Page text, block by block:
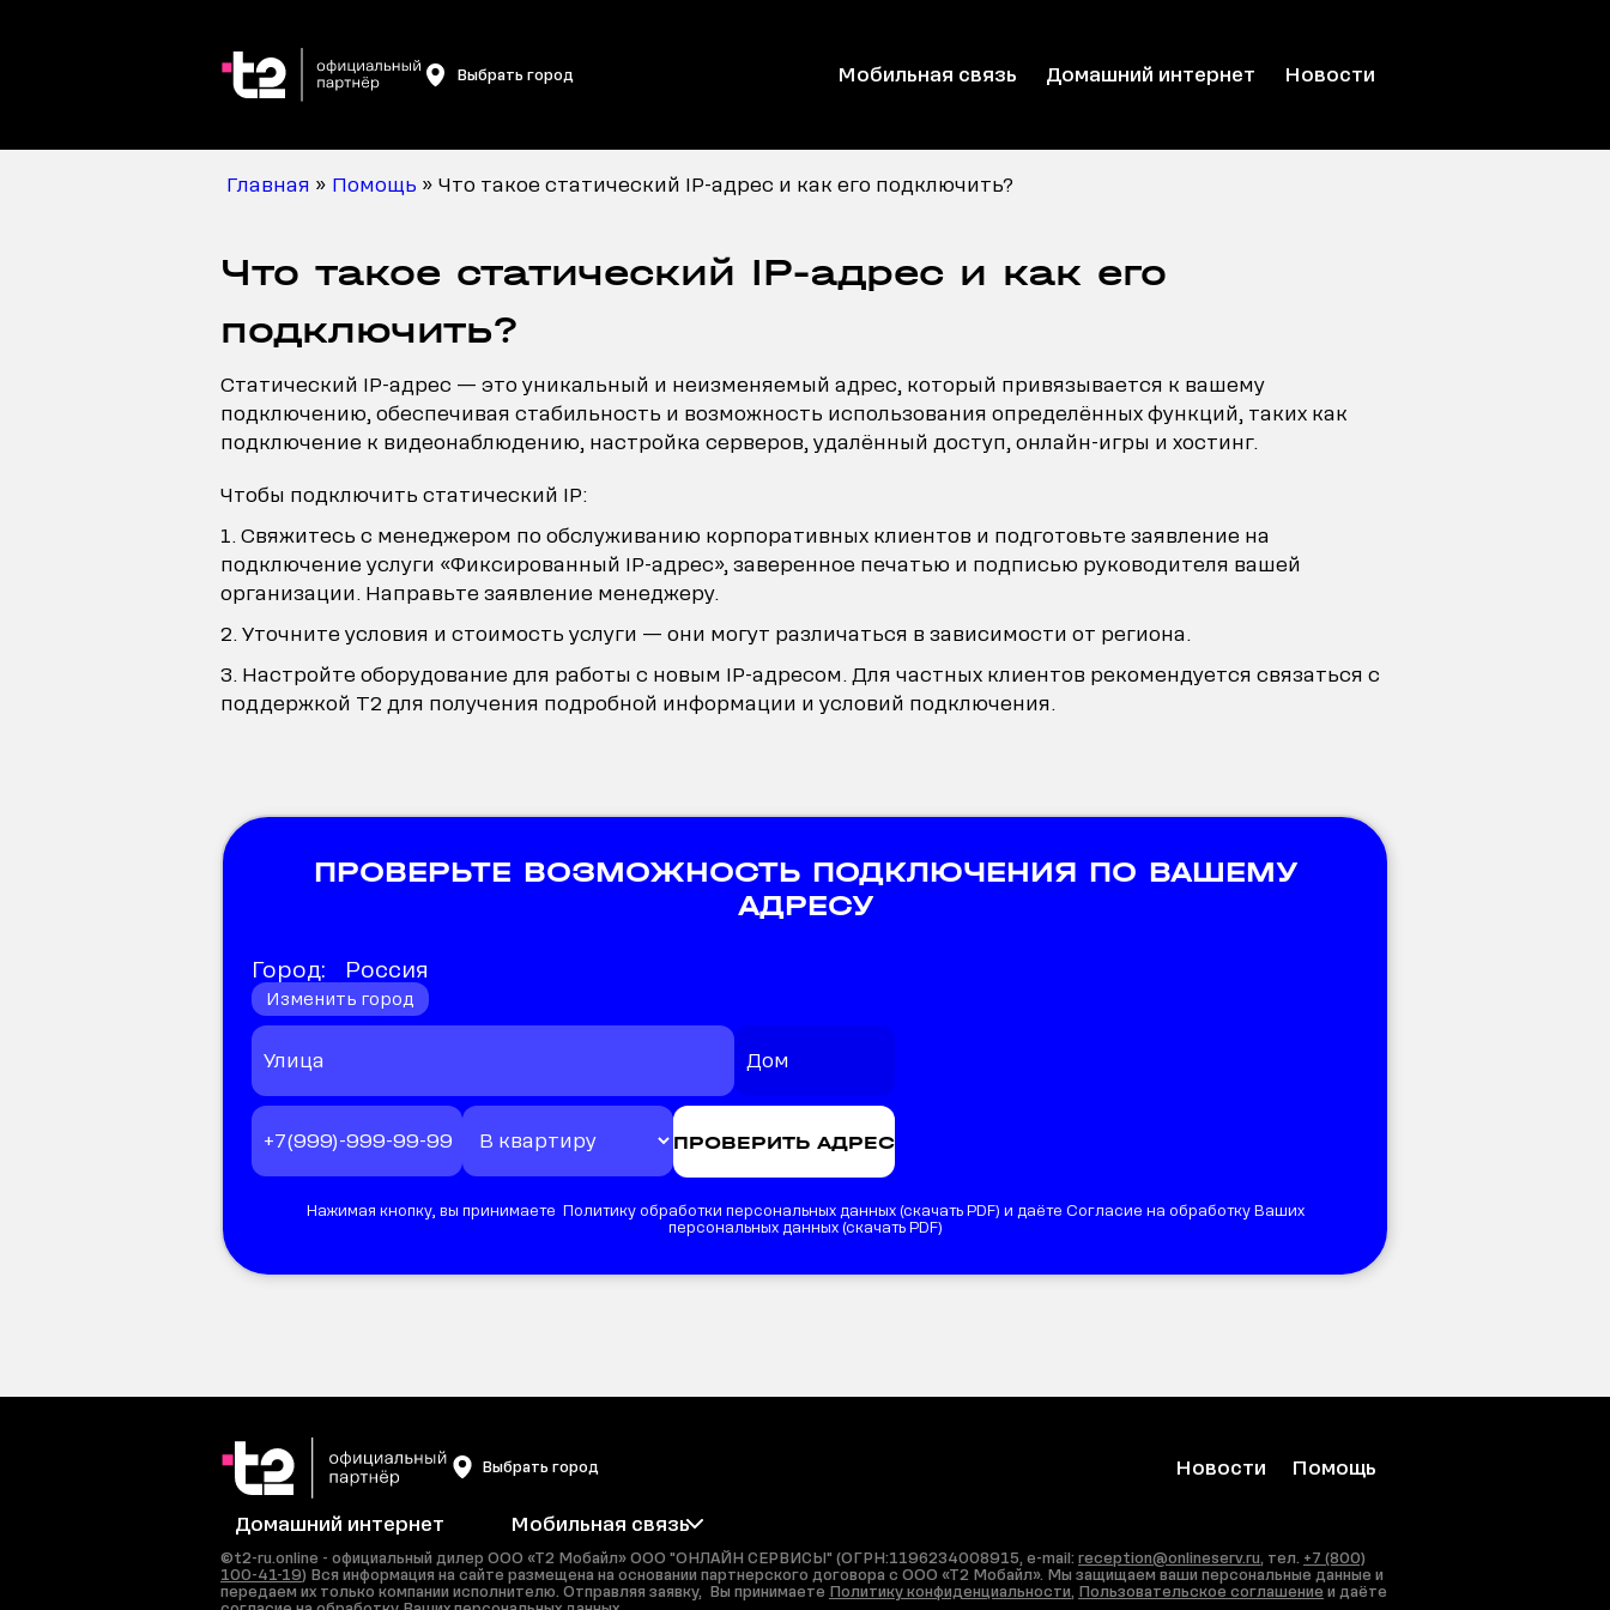
Выбрать город Мобильная связь Домашний интернет Новости
Главная » Помощь » Что такое статический IP-адрес и как его подключить?
Что такое статический IP-адрес и как его
подключить?
Статический IP-адрес — это уникальный и неизменяемый адрес, который привязывается к вашему
подключению, обеспечивая стабильность и возможность использования определённых функций, таких как
подключение к видеонаблюдению, настройка серверов, удалённый доступ, онлайн-игры и хостинг.
Чтобы подключить статический IP:
Свяжитесь с менеджером по обслуживанию корпоративных клиентов и подготовьте заявление на
подключение услуги «Фиксированный IP-адрес», заверенное печатью и подписью руководителя вашей
организации. Направьте заявление менеджеру.
Уточните условия и стоимость услуги — они могут различаться в зависимости от региона.
Настройте оборудование для работы с новым IP-адресом. Для частных клиентов рекомендуется связаться с
поддержкой Т2 для получения подробной информации и условий подключения.
ПРОВЕРЬТЕ ВОЗМОЖНОСТЬ ПОДКЛЮЧЕНИЯ ПО ВАШЕМУ
АДРЕСУ
Город: Россия
Изменить город
Нажимая кнопку, вы принимаете Политику обработки персональных данных (скачать PDF) и даёте Согласие на обработку Ваших
персональных данных (скачать PDF)
Выбрать город Новости Помощь
Домашний интернет Мобильная связь
©t2-ru.online - официальный дилер ООО «Т2 Мобайл» ООО "ОНЛАЙН СЕРВИСЫ" (ОГРН:1196234008915, e-mail: reception@onlineserv.ru, тел. +7 (800)
100-41-19) Вся информация на сайте размещена на основании партнерского договора с ООО «Т2 Мобайл». Мы защищаем ваши персональные данные и
передаем их только компании исполнителю. Отправляя заявку, Вы принимаете Политику конфиденциальности, Пользовательское соглашение и даёте